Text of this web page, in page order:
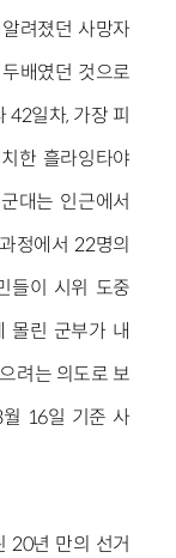
려졌던 사망자
배였던 것으로
42일차, 가장 피
한 흘라잉타야
대는 인근에서
정에서 22명의
들이 시위 도중
몰린 군부가 내
려는 의도로 보
16일 기준 사
20년 만의 선거